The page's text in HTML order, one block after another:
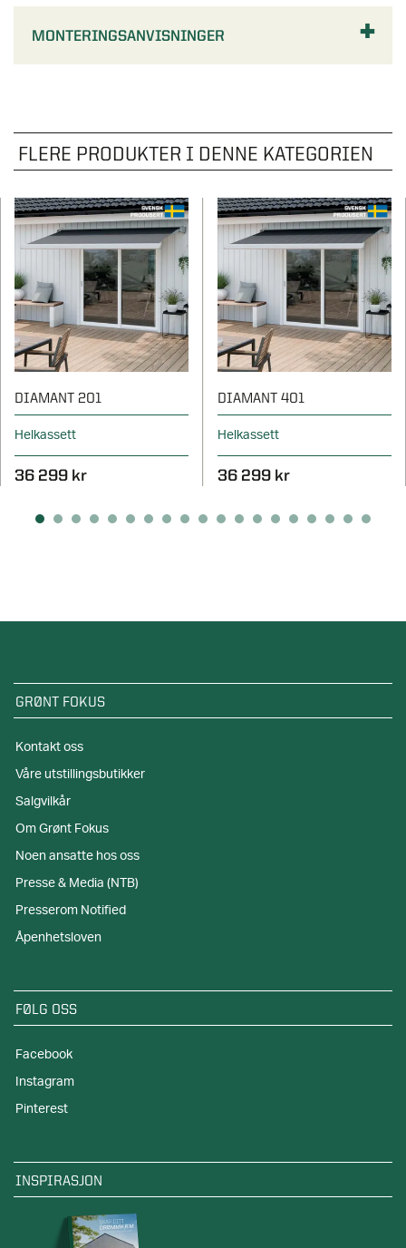
MONTERINGSANVISNINGER
FLERE PRODUKTER I DENNE KATEGORIEN
DIAMANT 201
Helkassett
36 299 kr
DIAMANT 401
Helkassett
36 299 kr
GRØNT FOKUS
Kontakt oss
Våre utstillingsbutikker
Salgvilkår
Om Grønt Fokus
Noen ansatte hos oss
Presse & Media (NTB)
Presserom Notified
Åpenhetsloven
FØLG OSS
Facebook
Instagram
Pinterest
INSPIRASJON